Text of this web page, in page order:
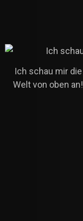
Ich schau mir die
Welt von oben an!